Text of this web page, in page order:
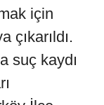
için
çıkarıldı.
suç kaydı